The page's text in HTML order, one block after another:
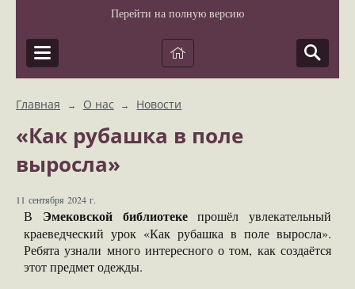
Перейти на полную версию
Главная → О нас → Новости
«Как рубашка в поле
выросла»
11 сентября 2024 г.
В Эмековской библиотекепрошёл увлекательный
краеведческий урок «Как рубашка в поле выросла».
Ребята узнали много интересного о том, как создаётся
этот предмет одежды.